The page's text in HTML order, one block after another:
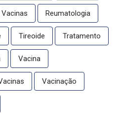
Reumatologia
Tireoide Tratamento
Vacina
Vacinação